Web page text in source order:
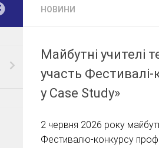
НОВИНИ
Майбутні учителі
участь Фестивалі-
у Case Study»
2 червня 2026 року
Фестивалю-конкурсу